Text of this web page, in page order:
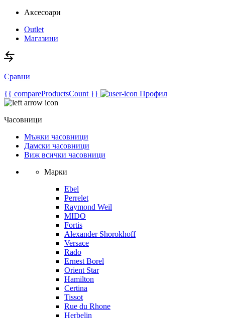
Аксесоари
Outlet
Магазини
Сравни
{{ compareProductsCount }}
Профил
Часовници
Мъжки часовници
Дамски часовници
Виж всички часовници
Марки
Ebel
Perrelet
Raymond Weil
MIDO
Fortis
Alexander Shorokhoff
Versace
Rado
Ernest Borel
Orient Star
Hamilton
Certina
Tissot
Rue du Rhone
Herbelin